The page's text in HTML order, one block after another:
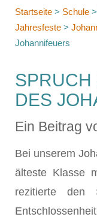
Startseite > Schule >
Jahresfeste >
Johannifeuers
SPRUCH
DES
Ein Beitrag
Bei unserem
älteste Klasse
rezitierte